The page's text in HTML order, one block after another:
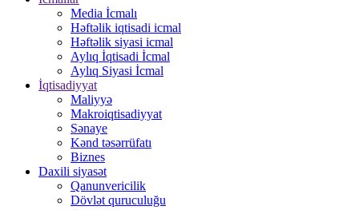
Media İcmalı
Həftəlik iqtisadi icmal
Həftəlik siyasi icmal
Aylıq İqtisadi İcmal
Aylıq Siyasi İcmal
İqtisadiyyat
Maliyyə
Makroiqtisadiyyat
Sənaye
Kənd təsərrüfatı
Biznes
Daxili siyasət
Qanunvericilik
Dövlət quruculuğu